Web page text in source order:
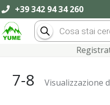
+39 342 94 34 260
Products
search
Registrati
7-8 Visualizzazione